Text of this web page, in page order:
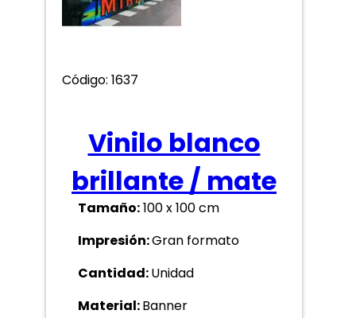
Código: 1637
Vinilo blanco
brillante / mate
Tamaño:100 x 100 cm
Impresión:Gran formato
Cantidad:Unidad
Material:Banner